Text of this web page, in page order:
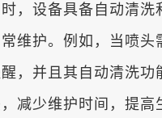
，设备具备自动清洗
维护。例如，当喷头
，并且其自动清洗功
减少维护时间，提高